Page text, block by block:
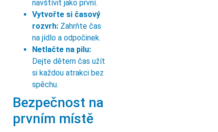
navštívit jako první.
Vytvořte si časový
rozvrh: Zahrňte čas
na jídlo a odpočinek.
Netlačte na pilu:
Dejte dětem čas užít
si každou atrakci bez
spěchu.
Bezpečnost na
prvním místě